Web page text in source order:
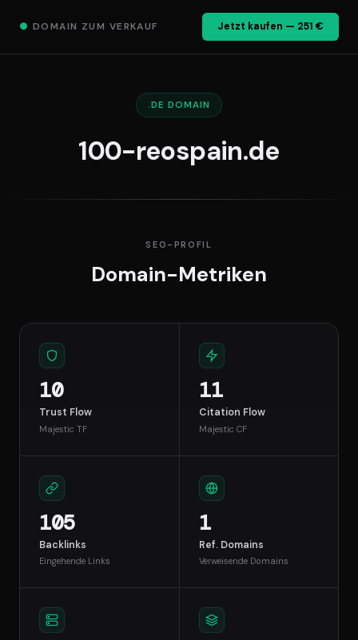
● DOMAIN ZUM VERKAUF Jetzt kaufen — 251 €
.DE DOMAIN
100-reospain.de
SEO-PROFIL
Domain-Metriken
10
Trust Flow
Majestic TF
11
Citation Flow
Majestic CF
105
Backlinks
Eingehende Links
1
Ref. Domains
Verweisende Domains